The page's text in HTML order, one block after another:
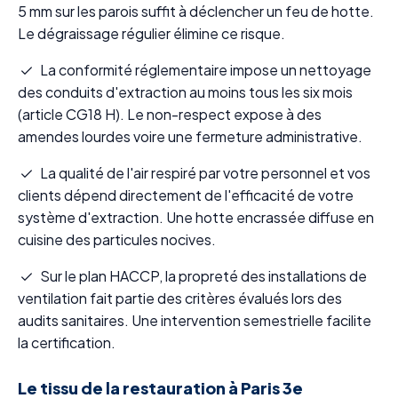
5 mm sur les parois suffit à déclencher un feu de hotte.
Le dégraissage régulier élimine ce risque.
La conformité réglementaire impose un nettoyage
des conduits d'extraction au moins tous les six mois
(article CG18 H). Le non-respect expose à des
amendes lourdes voire une fermeture administrative.
La qualité de l'air respiré par votre personnel et vos
clients dépend directement de l'efficacité de votre
système d'extraction. Une hotte encrassée diffuse en
cuisine des particules nocives.
Sur le plan HACCP, la propreté des installations de
ventilation fait partie des critères évalués lors des
audits sanitaires. Une intervention semestrielle facilite
la certification.
Le tissu de la restauration à Paris 3e